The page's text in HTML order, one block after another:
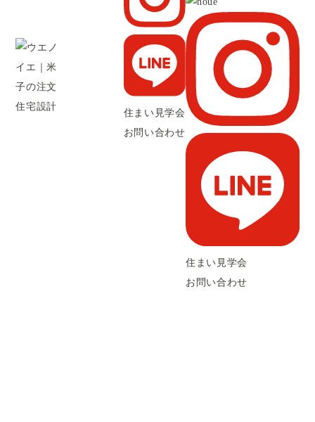
住まい見学会
お問い合わせ
住まい見学会
お問い合わせ